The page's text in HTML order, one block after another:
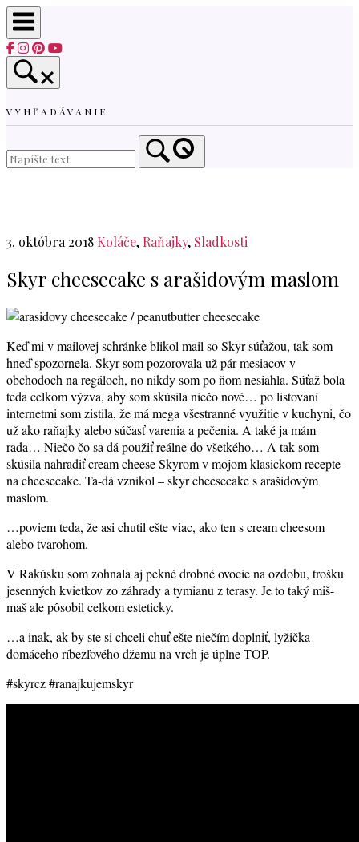
Skip
to
content
VYHĽADÁVANIE
3. októbra 2018 Koláče, Raňajky, Sladkosti
Skyr cheesecake s arašidovým maslom
Keď mi v mailovej schránke blikol mail so Skyr súťažou, tak som
hneď spozornela. Skyr som pozorovala už pár mesiacov v
obchodoch na regáloch, no nikdy som po ňom nesiahla. Súťaž bola
teda celkom výzva, aby som skúsila niečo nové… po listovaní
internetmi som zistila, že má mega všestranné využitie v kuchyni, čo
už ako raňajky alebo súčasť varenia a pečenia. A také ja mám
rada… Niečo čo sa dá použiť reálne do všetkého… A tak som
skúsila nahradiť cream cheese Skyrom v mojom klasickom recepte
na cheesecake. Ta-dá vznikol – skyr cheesecake s arašidovým
maslom.
…poviem teda, že asi chutil ešte viac, ako ten s cream cheesom
alebo tvarohom.
V Rakúsku som zohnala aj pekné drobné ovocie na ozdobu, trošku
jesenných kvietkov zo záhrady a tymianu z terasy. Je to taký miš-
maš ale pôsobil celkom esteticky.
…a inak, ak by ste si chceli chuť ešte niečím doplniť, lyžička
domáceho ríbezľového džemu na vrch je úplne TOP.
#skyrcz #ranajkujemskyr